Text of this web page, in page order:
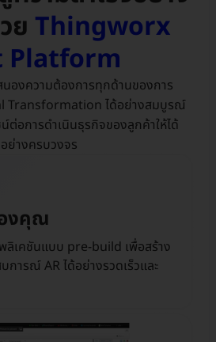
ย Thingworx
องความต้องการทุกด้านของการ
Transformation ได้อย่างสมบูรณ์
ต่อการดำเนินธุรกิจของลูกค้าให้ได้
อย่างครบวงจร​
งคุณ
ลิเคชันแบบ pre-build เพื่อสร้าง
การณ์ AR ได้อย่างรวดเร็วและ